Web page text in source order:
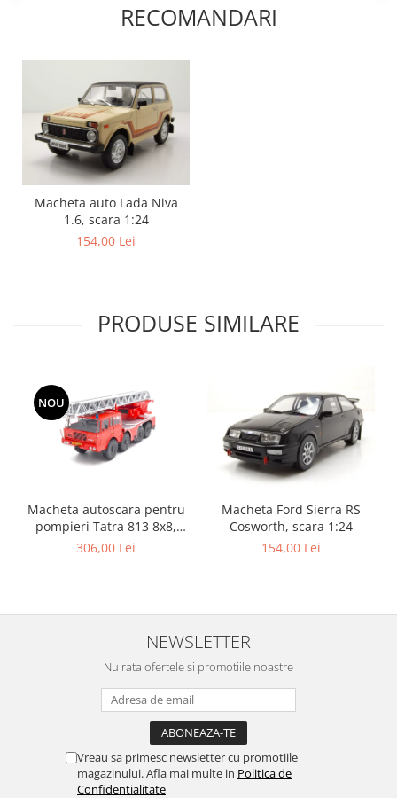
RECOMANDARI
Macheta auto Lada Niva
1.6, scara 1:24
154,00 Lei
PRODUSE SIMILARE
NOU
Macheta autoscara pentru
pompieri Tatra 813 8x8,
scara 1:43
306,00 Lei
Macheta Ford Sierra RS
Cosworth, scara 1:24
154,00 Lei
NEWSLETTER
Nu rata ofertele si promotiile noastre
Vreau sa primesc newsletter cu promotiile
magazinului. Afla mai multe in Politica de
Confidentialitate